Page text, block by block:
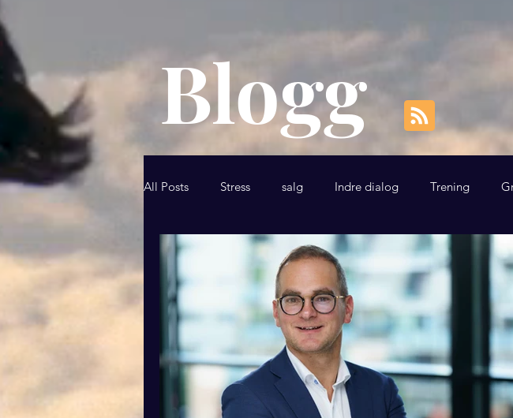
Blogg
All Posts Stress salg Indre dialog Trening